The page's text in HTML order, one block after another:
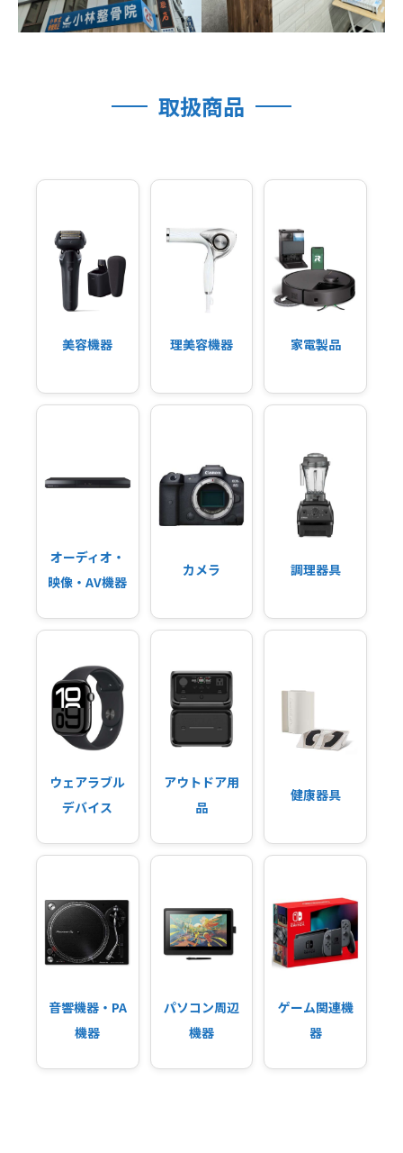
取扱商品
美容機器 理美容機器 家電製品
オーディオ・
映像・AV機器
カメラ 調理器具
ウェアラブル
デバイス
アウトドア用
品
健康器具
音響機器・PA
機器
パソコン周辺
機器
ゲーム関連機
器